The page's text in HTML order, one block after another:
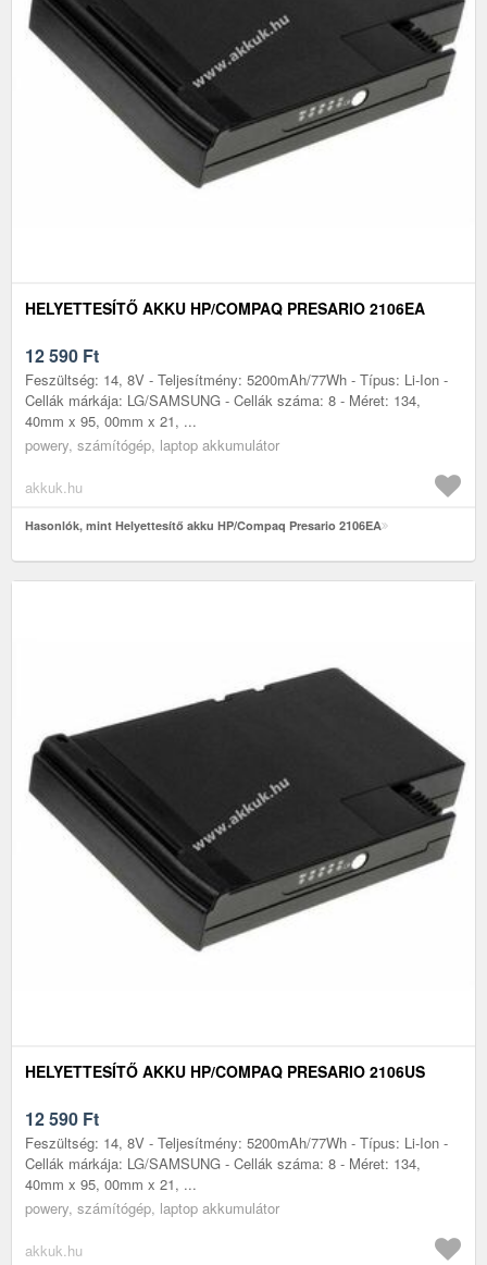
HELYETTESÍTŐ AKKU HP/COMPAQ PRESARIO 2106EA
12 590 Ft
Feszültség: 14, 8V - Teljesítmény: 5200mAh/77Wh - Típus: Li-Ion -
Cellák márkája: LG/SAMSUNG - Cellák száma: 8 - Méret: 134,
40mm x 95, 00mm x 21, ...
powery, számítógép, laptop akkumulátor
akkuk.hu
Hasonlók, mint Helyettesítő akku HP/Compaq Presario 2106EA
HELYETTESÍTŐ AKKU HP/COMPAQ PRESARIO 2106US
12 590 Ft
Feszültség: 14, 8V - Teljesítmény: 5200mAh/77Wh - Típus: Li-Ion -
Cellák márkája: LG/SAMSUNG - Cellák száma: 8 - Méret: 134,
40mm x 95, 00mm x 21, ...
powery, számítógép, laptop akkumulátor
akkuk.hu